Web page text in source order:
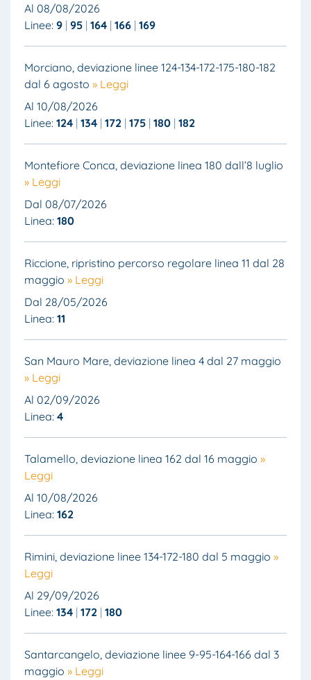
Al 08/08/2026
Linee: 9 95 164 166 169
Morciano, deviazione linee 124-134-172-175-180-182
dal 6 agosto » Leggi
Al 10/08/2026
Linee: 124 134 172 175 180 182
Montefiore Conca, deviazione linea 180 dall’8 luglio
» Leggi
Dal 08/07/2026
Linea: 180
Riccione, ripristino percorso regolare linea 11 dal 28
maggio » Leggi
Dal 28/05/2026
Linea: 11
San Mauro Mare, deviazione linea 4 dal 27 maggio
» Leggi
Al 02/09/2026
Linea: 4
Talamello, deviazione linea 162 dal 16 maggio »
Leggi
Al 10/08/2026
Linea: 162
Rimini, deviazione linee 134-172-180 dal 5 maggio »
Leggi
Al 29/09/2026
Linee: 134 172 180
Santarcangelo, deviazione linee 9-95-164-166 dal 3
maggio » Leggi